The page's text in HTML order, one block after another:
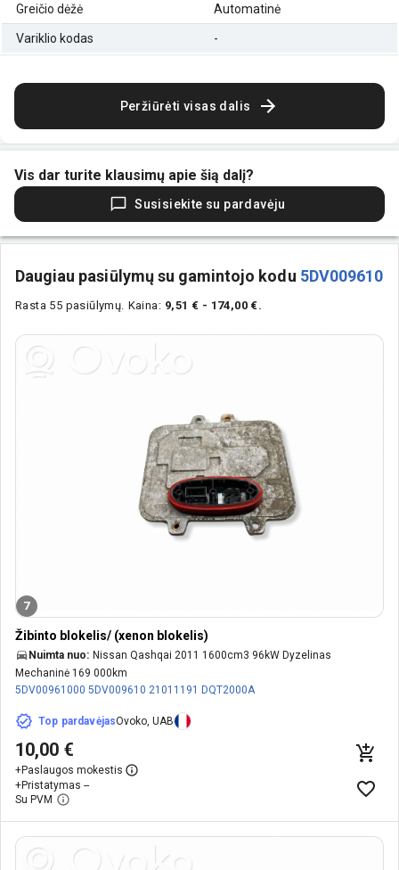
Greičio dėžė Automatinė
Variklio kodas -
Peržiūrėti visas dalis
Vis dar turite klausimų apie šią dalį?
Susisiekite su pardavėju
Daugiau pasiūlymų su gamintojo kodu 5DV009610
Rasta 55 pasiūlymų. Kaina: 9,51 € - 174,00 €.
7
Žibinto blokelis/ (xenon blokelis)
Nuimta nuo: Nissan Qashqai 2011 1600cm3 96kW Dyzelinas
Mechaninė 169 000km
5DV00961000 5DV009610 21011191 DQT2000A
Top pardavėjasOvoko, UAB
10,00 €
+Paslaugos mokestis
+Pristatymas --
Su PVM